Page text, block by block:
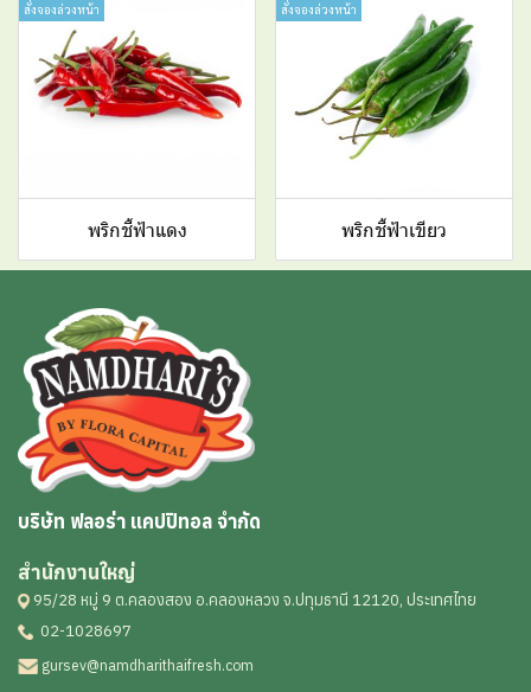
สั่งจองล่วงหน้า
พริกชี้ฟ้าแดง
สั่งจองล่วงหน้า
พริกชี้ฟ้าเขียว
บริษัท ฟลอร่า แคปปิทอล จำกัด
สำนักงานใหญ่
95/28 หมู่ 9 ต.คลองสอง อ.คลองหลวง จ.ปทุมธานี 12120, ประเทศไทย
02-1028697
gursev@namdharithaifresh.com